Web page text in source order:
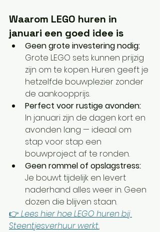
Waarom LEGO huren in
januari een goed idee is
Geen grote investering nodig:
Grote LEGO sets kunnen prijzig
zijn om te kopen. Huren geeft je
hetzelfde bouwplezier zonder
de aankoopprijs.
Perfect voor rustige avonden:
In januari zijn de dagen kort en
avonden lang — ideaal om
stap voor stap een
bouwproject af te ronden.
Geen rommel of opslagstress:
Je bouwt tijdelijk en levert
naderhand alles weer in. Geen
dozen die blijven staan.
👉 Lees hier hoe LEGO huren bij
Steentjesverhuur werkt.